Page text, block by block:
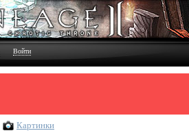
Войти
Картинки